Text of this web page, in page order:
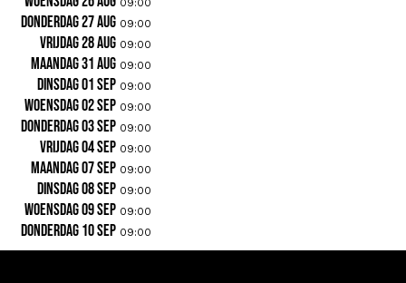
donderdag 27 aug 09:00
vrijdag 28 aug 09:00
maandag 31 aug 09:00
dinsdag 01 sep 09:00
woensdag 02 sep 09:00
donderdag 03 sep 09:00
vrijdag 04 sep 09:00
maandag 07 sep 09:00
dinsdag 08 sep 09:00
woensdag 09 sep 09:00
donderdag 10 sep 09:00